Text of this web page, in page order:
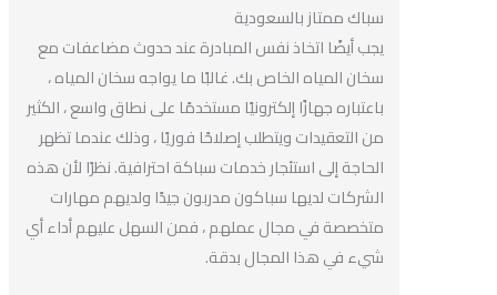
سباك ممتاز بالسعودية
يجب أيضًا اتخاذ نفس المبادرة عند حدوث مضاعفات مع
سخان المياه الخاص بك. غالبًا ما يواجه سخان المياه ،
باعتباره جهازًا إلكترونيًا مستخدمًا على نطاق واسع ، الكثير
من التعقيدات ويتطلب إصلاحًا فوريًا ، وذلك عندما تظهر
الحاجة إلى استئجار خدمات سباكة احترافية. نظرًا لأن هذه
الشركات لديها سباكون مدربون جيدًا ولديهم مهارات
متخصصة في مجال عملهم ، فمن السهل عليهم أداء أي
شيء في هذا المجال بدقة.